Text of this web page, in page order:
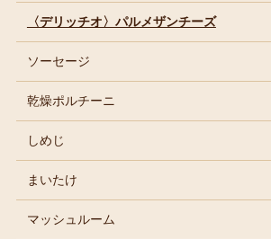
〈デリッチオ〉パルメザンチーズ
ソーセージ
乾燥ポルチーニ
しめじ
まいたけ
マッシュルーム